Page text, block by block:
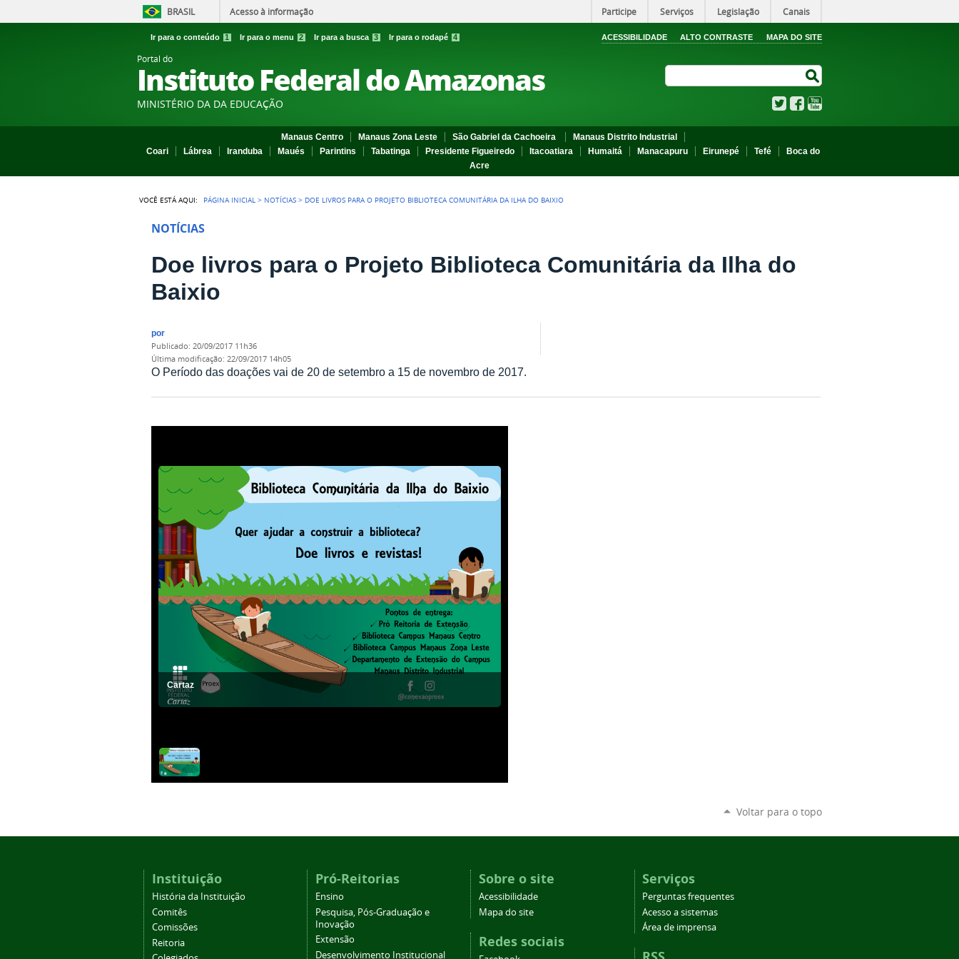
BRASIL Acesso à informação Participe Serviços Legislação Canais
Ir para o conteúdo 1 Ir para o menu 2 Ir para a busca 3 Ir para o rodapé 4 ACESSIBILIDADE ALTO CONTRASTE MAPA DO SITE
Portal do
Instituto Federal do Amazonas
MINISTÉRIO DA DA EDUCAÇÃO TwitterFacebook
Manaus Centro Manaus Zona Leste São Gabriel da Cachoeira
Manaus Distrito Industrial
Coari
Lábrea Iranduba Maués Parintins Tabatinga Presidente Figueiredo Itacoatiara Humaitá Manacapuru Eirunepé Tefé
Boca do
Acre
VOCÊ ESTÁ AQUI: PÁGINA INICIAL > NOTÍCIAS > DOE LIVROS PARA O PROJETO BIBLIOTECA COMUNITÁRIA DA ILHA DO BAIXIO
NOTÍCIAS
Doe livros para o Projeto Biblioteca Comunitária da Ilha do
Baixio
por
publicado: 20/09/2017 11h36
última modificação: 22/09/2017 14h05
O Período das doações vai de 20 de setembro a 15 de novembro de 2017.
Cartaz
Cartaz
Voltar para o topo
Instituição
História da Instituição
Comitês
Comissões
Reitoria
Pró-Reitorias
Ensino
Pesquisa, Pós-Graduação e
Inovação
Extensão
Desenvolvimento Institucional
Sobre o site
Acessibilidade
Mapa do site
Redes sociais
Serviços
Perguntas frequentes
Acesso a sistemas
Área de imprensa